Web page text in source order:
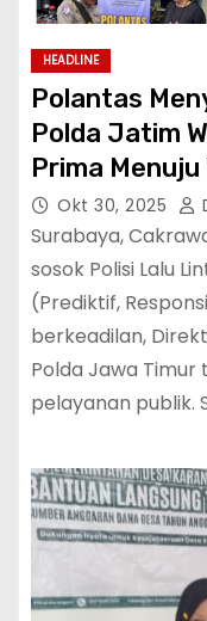
HEADLINE
Polantas
Polda Jatim
Prima Menuju
Okt 30, 2025
Surabaya,
sosok Polisi Lalu
(Prediktif,
berkeadilan,
Polda Jawa Timur
pelayanan publik.